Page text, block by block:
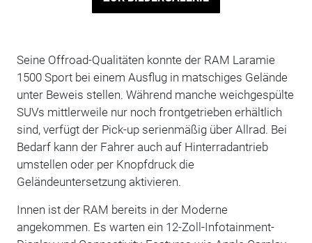
Seine Offroad-Qualitäten konnte der RAM Laramie
1500 Sport bei einem Ausflug in matschiges Gelände
unter Beweis stellen. Während manche weichgespülte
SUVs mittlerweile nur noch frontgetrieben erhältlich
sind, verfügt der Pick-up serienmäßig über Allrad. Bei
Bedarf kann der Fahrer auch auf Hinterradantrieb
umstellen oder per Knopfdruck die
Geländeuntersetzung aktivieren.
Innen ist der RAM bereits in der Moderne
angekommen. Es warten ein 12-Zoll-Infotainment-